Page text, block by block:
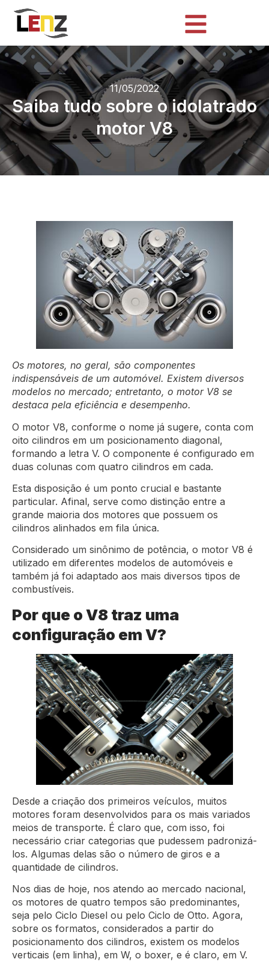
11/05/2022
Saiba tudo sobre o idolatrado
motor V8
Os motores, no geral, são componentes
indispensáveis de um automóvel. Existem diversos
modelos no mercado; entretanto, o motor V8 se
destaca pela eficiência e desempenho.
O motor V8, conforme o nome já sugere, conta com
oito cilindros em um posicionamento diagonal,
formando a letra V. O componente é configurado em
duas colunas com quatro cilindros em cada.
Esta disposição é um ponto crucial e bastante
particular. Afinal, serve como distinção entre a
grande maioria dos motores que possuem os
cilindros alinhados em fila única.
Considerado um sinônimo de potência, o motor V8 é
utilizado em diferentes modelos de automóveis e
também já foi adaptado aos mais diversos tipos de
combustíveis.
Por que o V8 traz uma
configuração em V?
Desde a criação dos primeiros veículos, muitos
motores foram desenvolvidos para os mais variados
meios de transporte. É claro que, com isso, foi
necessário criar categorias que pudessem padronizá-
los. Algumas delas são o número de giros e a
quantidade de cilindros.
Nos dias de hoje, nos atendo ao mercado nacional,
os motores de quatro tempos são predominantes,
seja pelo Ciclo Diesel ou pelo Ciclo de Otto. Agora,
sobre os formatos, considerados a partir do
posicionamento dos cilindros, existem os modelos
verticais (em linha), em W, o boxer, e é claro, em V.